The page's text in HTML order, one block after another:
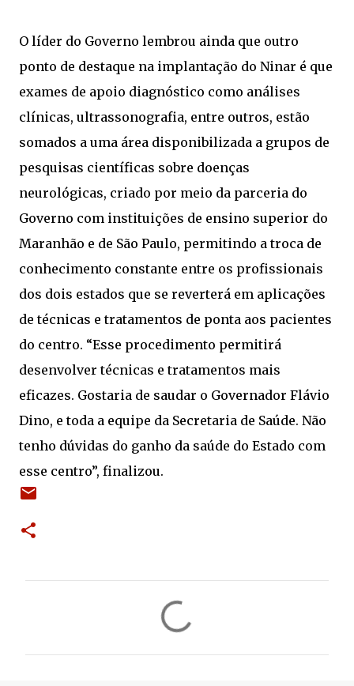
O líder do Governo lembrou ainda que outro
ponto de destaque na implantação do Ninar é que
exames de apoio diagnóstico como análises
clínicas, ultrassonografia, entre outros, estão
somados a uma área disponibilizada a grupos de
pesquisas científicas sobre doenças
neurológicas, criado por meio da parceria do
Governo com instituições de ensino superior do
Maranhão e de São Paulo, permitindo a troca de
conhecimento constante entre os profissionais
dos dois estados que se reverterá em aplicações
de técnicas e tratamentos de ponta aos pacientes
do centro. “Esse procedimento permitirá
desenvolver técnicas e tratamentos mais
eficazes. Gostaria de saudar o Governador Flávio
Dino, e toda a equipe da Secretaria de Saúde. Não
tenho dúvidas do ganho da saúde do Estado com
esse centro”, finalizou.